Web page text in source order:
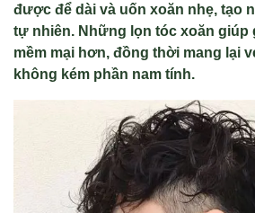
được để dài và uốn xoăn nhẹ, tạo
tự nhiên. Những lọn tóc xoăn giúp
mềm mại hơn, đồng thời mang lại
không kém phần nam tính.